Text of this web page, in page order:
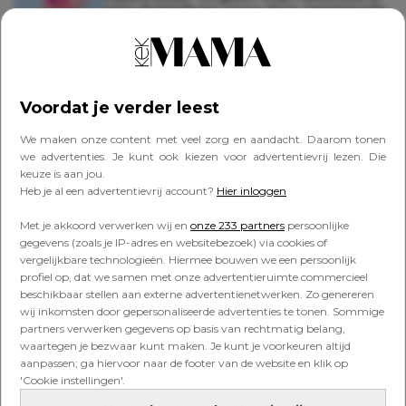
Voordat je verder leest
We maken onze content met veel zorg en aandacht. Daarom tonen
we advertenties. Je kunt ook kiezen voor advertentievrij lezen. Die
keuze is aan jou.
Heb je al een advertentievrij account? Hier inloggen
Met je akkoord verwerken wij en onze 233 partners persoonlijke
gegevens (zoals je IP-adres en websitebezoek) via cookies of
vergelijkbare technologieën. Hiermee bouwen we een persoonlijk
profiel op, dat we samen met onze advertentieruimte commercieel
beschikbaar stellen aan externe advertentienetwerken. Zo genereren
wij inkomsten door gepersonaliseerde advertenties te tonen. Sommige
partners verwerken gegevens op basis van rechtmatig belang,
waartegen je bezwaar kunt maken. Je kunt je voorkeuren altijd
aanpassen; ga hiervoor naar de footer van de website en klik op
'Cookie instellingen'.
een Satisfyer voor hun zestiende
Banksaldo: ‘We bestellen gerust
eens sushi, maar ik check dan wel
elke dag de rekening’
Banksaldo: ‘Soms lijkt het geld
gewoon in rook op te gaan, waar
blijft het dan?’
PERSOONLIJK
Banksaldo: ‘Aan het einde van de
maand schuif ik geld van spaar
naar betaal’